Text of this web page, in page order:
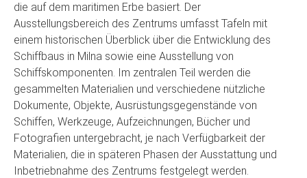
die auf dem maritimen Erbe basiert. Der
Ausstellungsbereich des Zentrums umfasst Tafeln mit
einem historischen Überblick über die Entwicklung des
Schiffbaus in Milna sowie eine Ausstellung von
Schiffskomponenten. Im zentralen Teil werden die
gesammelten Materialien und verschiedene nützliche
Dokumente, Objekte, Ausrüstungsgegenstände von
Schiffen, Werkzeuge, Aufzeichnungen, Bücher und
Fotografien untergebracht, je nach Verfügbarkeit der
Materialien, die in späteren Phasen der Ausstattung und
Inbetriebnahme des Zentrums festgelegt werden.